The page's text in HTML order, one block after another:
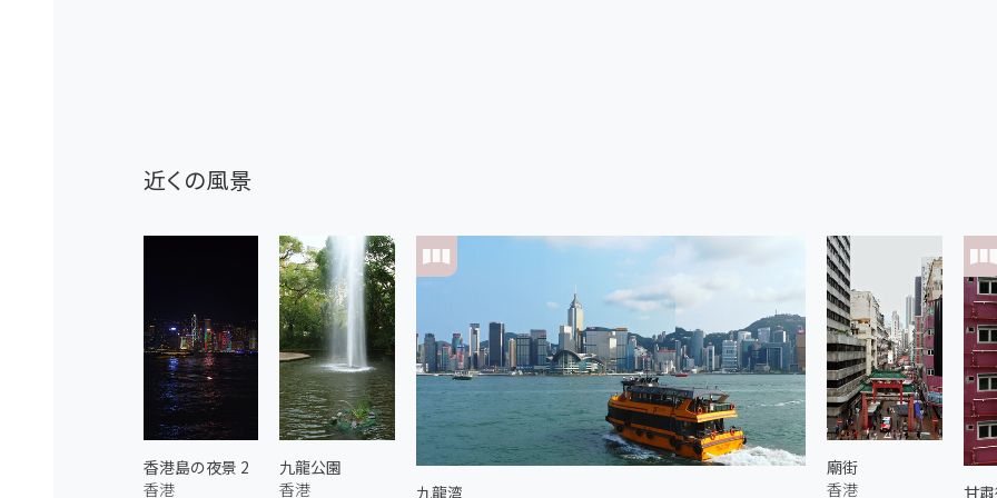
近くの風景
香港島の夜景 2
香港
九龍公園
香港
九龍湾
廟街
香港
甘